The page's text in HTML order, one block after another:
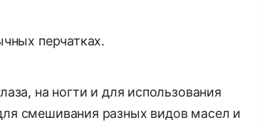
перчатках.
на ногти и для использования
смешивания разных видов масел и